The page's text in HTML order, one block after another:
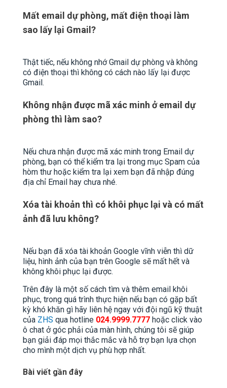
Mất email dự phòng, mất điện thoại làm
sao lấy lại Gmail?
Thật tiếc, nếu không nhớ Gmail dự phòng và không
có điện thoại thì không có cách nào lấy lại được
Gmail.
Không nhận được mã xác minh ở email dự
phòng thì làm sao?
Nếu chưa nhận được mã xác minh trong Email dự
phòng, bạn có thể kiểm tra lại trong mục Spam của
hòm thư hoặc kiểm tra lại xem bạn đã nhập đúng
địa chỉ Email hay chưa nhé.
Xóa tài khoản thì có khôi phục lại và có mất
ảnh đã lưu không?
Nếu bạn đã xóa tài khoản Google vĩnh viễn thì dữ
liệu, hình ảnh của bạn trên Google sẽ mất hết và
không khôi phục lại được.
Trên đây là một số cách tìm và thêm email khôi
phục, trong quá trình thực hiện nếu bạn có gặp bất
kỳ khó khăn gì hãy liên hệ ngay với đội ngũ kỹ thuật
của ZHS qua hotline 024.9999.7777 hoặc click vào
ô chat ở góc phải của màn hình, chúng tôi sẽ giúp
bạn giải đáp mọi thắc mắc và hỗ trợ bạn lựa chọn
cho mình một dịch vụ phù hợp nhất.
Bài viết gần đây